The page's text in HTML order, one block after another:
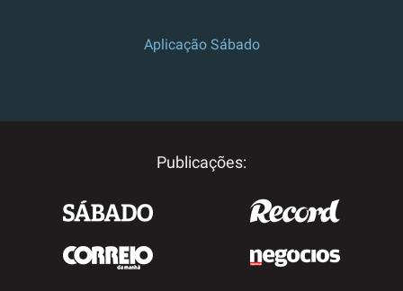
Aplicação Sábado
Publicações: